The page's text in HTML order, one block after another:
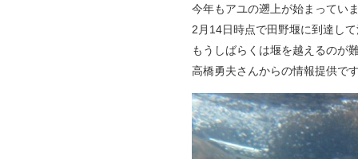
今年もアユの遡上が始まってい
2月14日時点で田野堰に到達し
もうしばらくは堰を越えるのが
高橋勇夫さんからの情報提供で